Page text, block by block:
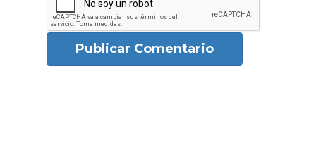
Publicar Comentario